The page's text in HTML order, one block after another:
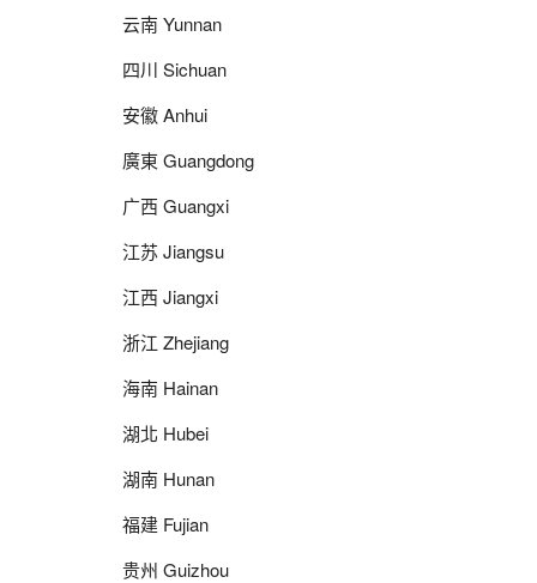
云南 Yunnan
四川 Sichuan
安徽 Anhui
廣東 Guangdong
广西 Guangxi
江苏 Jiangsu
江西 Jiangxi
浙江 Zhejiang
海南 Hainan
湖北 Hubei
湖南 Hunan
福建 Fujian
贵州 Guizhou